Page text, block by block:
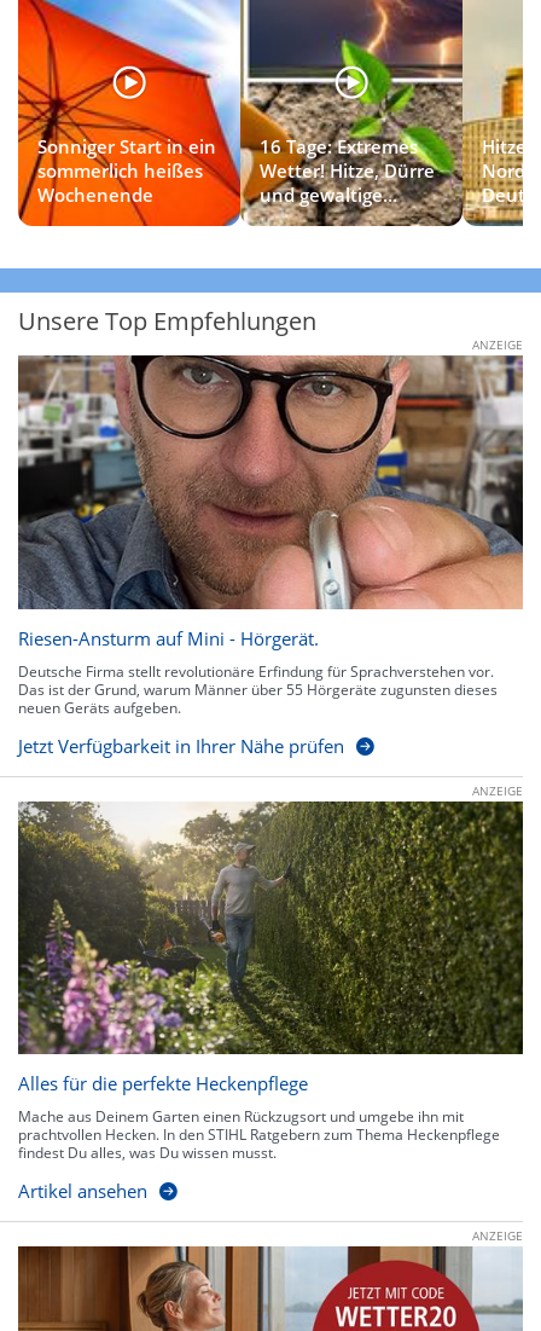
Sonniger Start in ein
sommerlich heißes
Wochenende
16 Tage: Extremes
Wetter! Hitze, Dürre
und gewaltige
Gewitter
Unsere Top Empfehlungen
ANZEIGE
Riesen-Ansturm auf Mini - Hörgerät.
Deutsche Firma stellt revolutionäre Erfindung für Sprachverstehen vor.
Das ist der Grund, warum Männer über 55 Hörgeräte zugunsten dieses
neuen Geräts aufgeben.
Jetzt Verfügbarkeit in Ihrer Nähe prüfen
ANZEIGE
Alles für die perfekte Heckenpflege
Mache aus Deinem Garten einen Rückzugsort und umgebe ihn mit
prachtvollen Hecken. In den STIHL Ratgebern zum Thema Heckenpflege
findest Du alles, was Du wissen musst.
Artikel ansehen
ANZEIGE